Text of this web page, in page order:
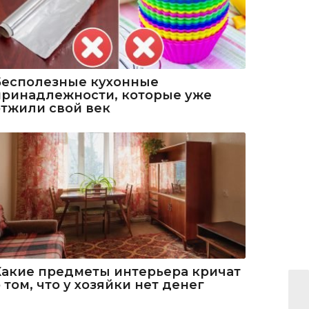
кухонные
которые уже
свой век
предметы интерьера кричат
том, что у хозяйки нет денег